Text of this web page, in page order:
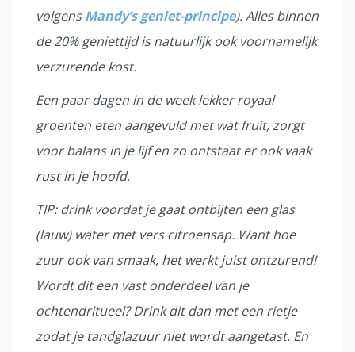
volgensMandy’s geniet-principe). Alles binnen
de 20% geniettijd is natuurlijk ook voornamelijk
verzurende kost.
Een paar dagen in de week lekker royaal
groenten eten aangevuld met wat fruit, zorgt
voor balans in je lijf en zo ontstaat er ook vaak
rust in je hoofd.
TIP: drink voordat je gaat ontbijten een glas
(lauw) water met vers citroensap. Want hoe
zuur ook van smaak, het werkt juist ontzurend!
Wordt dit een vast onderdeel van je
ochtendritueel? Drink dit dan met een rietje
zodat je tandglazuur niet wordt aangetast. En